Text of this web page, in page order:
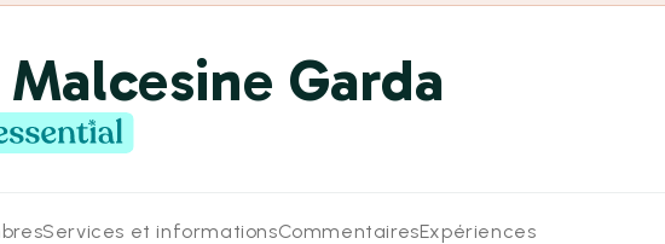
Garda
Services et informationsCommentairesExpériences